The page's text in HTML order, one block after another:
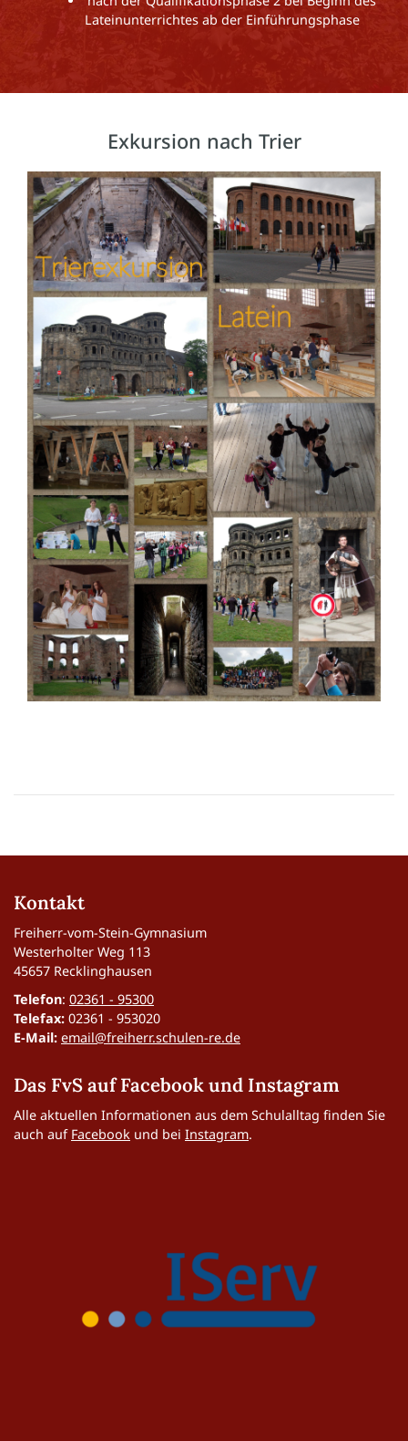
Lateinunterrichtes ab der Einführungsphase
Exkursion nach Trier
Kontakt
Freiherr-vom-Stein-Gymnasium
Westerholter Weg 113
45657 Recklinghausen
Telefon: 02361 - 95300
Telefax: 02361 - 953020
E-Mail: email@freiherr.schulen-re.de
Das FvS auf Facebook und Instagram
Alle aktuellen Informationen aus dem Schulalltag finden Sie
auch auf Facebook und bei Instagram.